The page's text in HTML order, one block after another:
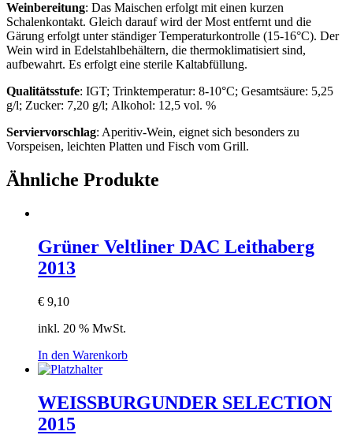
Weinbereitung: Das Maischen erfolgt mit einen kurzen
Schalenkontakt. Gleich darauf wird der Most entfernt und die
Gärung erfolgt unter ständiger Temperaturkontrolle (15-16°C). Der
Wein wird in Edelstahlbehältern, die thermoklimatisiert sind,
aufbewahrt. Es erfolgt eine sterile Kaltabfüllung.
Qualitätsstufe: IGT; Trinktemperatur: 8-10°C; Gesamtsäure: 5,25
g/l; Zucker: 7,20 g/l; Alkohol: 12,5 vol. %
Serviervorschlag: Aperitiv-Wein, eignet sich besonders zu
Vorspeisen, leichten Platten und Fisch vom Grill.
Ähnliche Produkte
Grüner Veltliner DAC Leithaberg
2013
€ 9,10
inkl. 20 % MwSt.
In den Warenkorb
WEISSBURGUNDER SELECTION
2015